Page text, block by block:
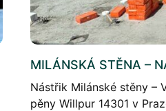
MILÁNSKÁ STĚNA –
Nástřik Milánské stěny –
pěny Willpur 14301 v